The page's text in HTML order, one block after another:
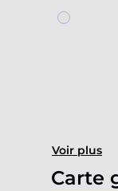
Voir plus
Carte